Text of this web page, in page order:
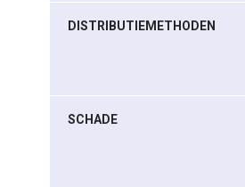
DISTRIBUTIEMETHODEN
SCHADE